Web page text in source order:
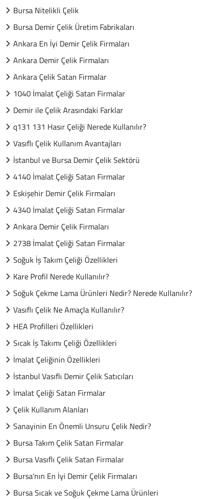
Bursa Nitelikli Çelik
Bursa Demir Çelik Üretim Fabrikaları
Ankara En İyi Demir Çelik Firmaları
Ankara Demir Çelik Firmaları
Ankara Çelik Satan Firmalar
1040 İmalat Çeliği Satan Firmalar
Demir ile Çelik Arasındaki Farklar
q131 131 Hasır Çeliği Nerede Kullanılır?
Vasıflı Çelik Kullanım Avantajları
İstanbul ve Bursa Demir Çelik Sektörü
4140 İmalat Çeliği Satan Firmalar
Eskişehir Demir Çelik Firmaları
4340 İmalat Çeliği Satan Firmalar
Ankara Demir Çelik Firmaları
2738 İmalat Çeliği Satan Firmalar
Soğuk İş Takım Çeliği Özellikleri
Kare Profil Nerede Kullanılır?
Soğuk Çekme Lama Ürünleri Nedir? Nerede Kullanılır?
Vasıflı Çelik Ne Amaçla Kullanılır?
HEA Profilleri Özellikleri
Sıcak İş Takımı Çeliği Özellikleri
İmalat Çeliğinin Özellikleri
İstanbul Vasıflı Demir Çelik Satıcıları
İmalat Çeliği Satan Firmalar
Çelik Kullanım Alanları
Sanayinin En Önemli Unsuru Çelik Nedir?
Bursa Takım Çelik Satan Firmalar
Bursa Vasıflı Çelik Satan Firmalar
Bursa'nın En İyi Demir Çelik Firmaları
Bursa Sıcak ve Soğuk Çekme Lama Ürünleri